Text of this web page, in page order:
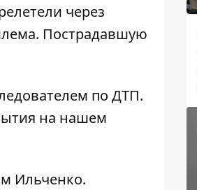
через
Пострадавшую
по ДТП.
на нашем
Ильченко.